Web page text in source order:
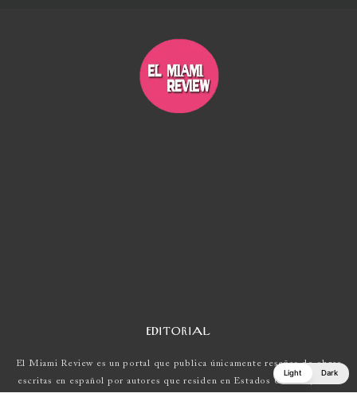
EDITORIAL
El Miami Review es un portal que publica únicamente reseñas de obras
escritas en español por autores que residen en Estados Unidos , Latin
Light Dark